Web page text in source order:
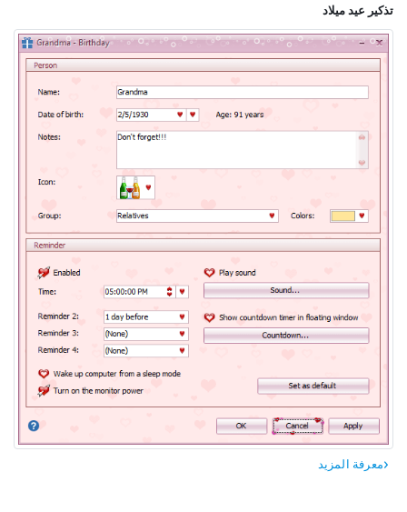
تذكير عيد ميلاد
معرفة المزيد